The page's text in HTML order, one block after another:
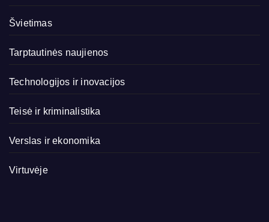
Švietimas
Tarptautinės naujienos
Technologijos ir inovacijos
Teisė ir kriminalistika
Verslas ir ekonomika
Virtuvėje